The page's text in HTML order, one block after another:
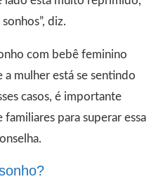
diz.
com bebê feminino
mulher está se sentindo
casos, é importante
para superar essa